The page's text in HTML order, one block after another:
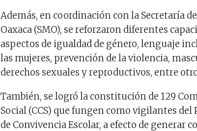
Además, en coordinación con la Secretaría
Oaxaca (SMO), se reforzaron diferentes
aspectos de igualdad de género, lenguaje
las mujeres, prevención de la violencia,
derechos sexuales y reproductivos, entre
También, se logró la constitución de 129
Social (CCS) que fungen como vigilantes del
de Convivencia Escolar, a efecto de generar